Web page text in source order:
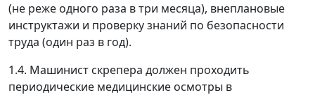
(не реже одного раза в три месяца), внеплановые
инструктажи и проверку знаний по безопасности
труда (один раз в год).
1.4. Машинист скрепера должен проходить
периодические медицинские осмотры в